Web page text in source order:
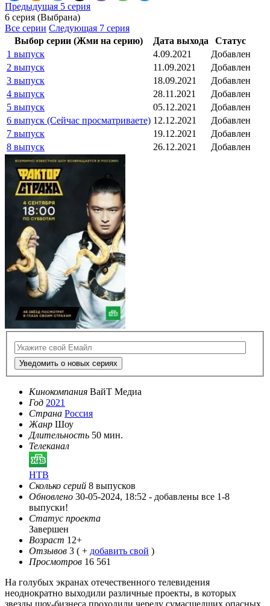
Предыдущая 5 серия
6 серия (Выбрана)
Все серии Следующая 7 серия
Выбор серии (Жми на серию)
Дата выхода
Статус
1 выпуск
4.09.2021
Добавлен
2 выпуск
11.09.2021
Добавлен
3 выпуск
18.09.2021
Добавлен
4 выпуск
28.11.2021
Добавлен
5 выпуск
05.12.2021
Добавлен
6 выпуск (Сейчас просматриваете) 12.12.2021
Добавлен
7 выпуск
19.12.2021
Добавлен
8 выпуск
26.12.2021 Добавлен
Уведомить о новых сериях
Кинокомпания ВайТ Медиа
Год 2021
Страна Россия
Жанр Шоу
Длительность 50 мин.
Телеканал
НТВ
Сколько серий 8 выпусков
Обновлено 30-05-2024, 18:52 - добавлены все 1-8
выпуски!
Статус проекта
Завершен
Возраст 12+
Отзывов 3 ( + добавить свой )
Просмотров 16 561
На голубых экранах отечественного телевидения
неоднократно выходили различные проекты, в которых